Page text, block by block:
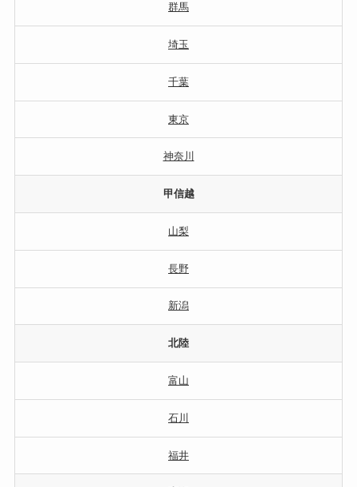
群馬
埼玉
千葉
東京
神奈川
甲信越
山梨
長野
新潟
北陸
富山
石川
福井